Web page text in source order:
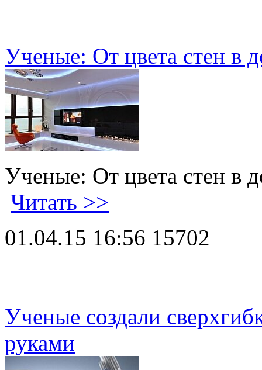
Ученые: От цвета стен в
Ученые: От цвета стен в
Читать >>
01.04.15 16:56 15702
Ученые создали
руками